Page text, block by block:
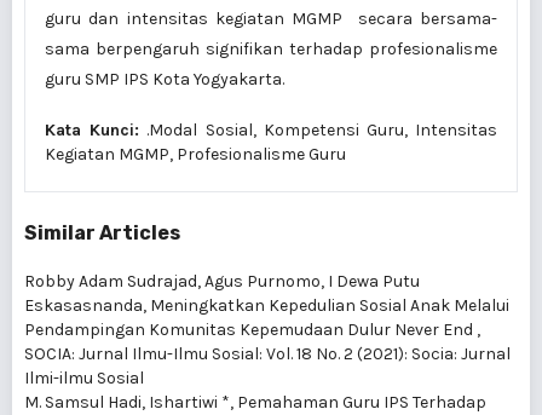
guru dan intensitas kegiatan MGMP secara bersama-
sama berpengaruh signifikan terhadap profesionalisme
guru SMP IPS Kota Yogyakarta.
Kata Kunci: .Modal Sosial, Kompetensi Guru, Intensitas
Kegiatan MGMP, Profesionalisme Guru
Similar Articles
Robby Adam Sudrajad, Agus Purnomo, I Dewa Putu
Eskasasnanda, Meningkatkan Kepedulian Sosial Anak Melalui
Pendampingan Komunitas Kepemudaan Dulur Never End ,
SOCIA: Jurnal Ilmu-Ilmu Sosial: Vol. 18 No. 2 (2021): Socia: Jurnal
Ilmi-ilmu Sosial
M. Samsul Hadi, Ishartiwi *, Pemahaman Guru IPS Terhadap